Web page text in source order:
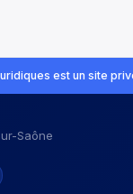
est un site
Saône